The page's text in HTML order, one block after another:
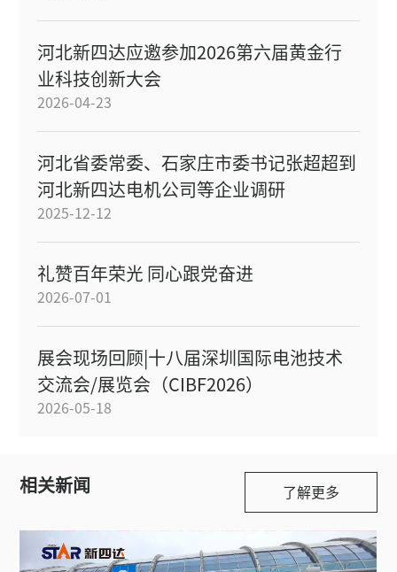
河北新四达应邀参加2026第六届黄金行
业科技创新大会
2026-04-23
河北省委常委、石家庄市委书记张超超到
河北新四达电机公司等企业调研
2025-12-12
礼赞百年荣光 同心跟党奋进
2026-07-01
展会现场回顾|十八届深圳国际电池技术
交流会/展览会（CIBF2026）
2026-05-18
相关新闻 了解更多